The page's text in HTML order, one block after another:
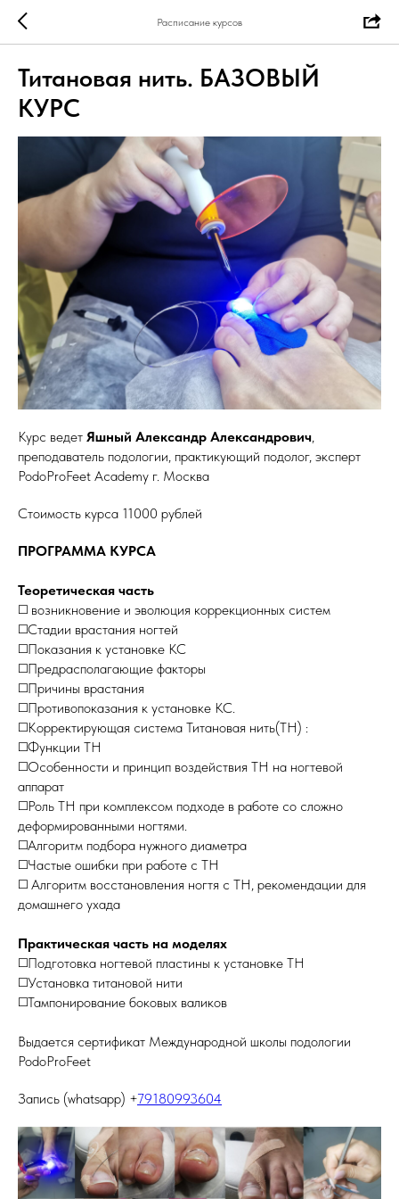
Расписание курсов
Титановая нить. БАЗОВЫЙ
КУРС
Курс ведет Яшный Александр Александрович,
преподаватель подологии, практикующий подолог, эксперт
PodoProFeet Academy г. Москва
Стоимость курса 11000 рублей
ПРОГРАММА КУРСА
Теоретическая часть
◻️ возникновение и эволюция коррекционных систем
◻️Стадии врастания ногтей
◻️Показания к установке КС
◻️Предрасполагающие факторы
◻️Причины врастания
◻️Противопоказания к установке КС.
◻️Корректирующая система Титановая нить(ТН) :
◻️Функции ТН
◻️Особенности и принцип воздействия ТН на ногтевой
аппарат
◻️Роль ТН при комплексом подходе в работе со сложно
деформированными ногтями.
◻️Алгоритм подбора нужного диаметра
◻️Частые ошибки при работе с ТН
◻️ Алгоритм восстановления ногтя с ТН, рекомендации для
домашнего ухада
Практическая часть на моделях
◻️Подготовка ногтевой пластины к установке ТН
◻️Установка титановой нити
◻️Тампонирование боковых валиков
Выдается сертификат Международной школы подологии
PodoProFeet
Запись (whatsapp) +79180993604